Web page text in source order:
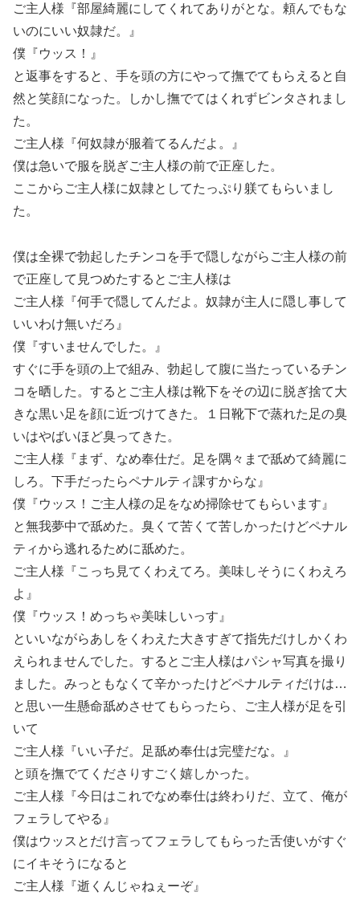
ご主人様『部屋綺麗にしてくれてありがとな。頼んでもな
いのにいい奴隷だ。』
僕『ウッス！』
と返事をすると、手を頭の方にやって撫でてもらえると自
然と笑顔になった。しかし撫でてはくれずビンタされまし
た。
ご主人様『何奴隷が服着てるんだよ。』
僕は急いで服を脱ぎご主人様の前で正座した。
ここからご主人様に奴隷としてたっぷり躾てもらいまし
た。
僕は全裸で勃起したチンコを手で隠しながらご主人様の前
で正座して見つめたするとご主人様は
ご主人様『何手で隠してんだよ。奴隷が主人に隠し事して
いいわけ無いだろ』
僕『すいませんでした。』
すぐに手を頭の上で組み、勃起して腹に当たっているチン
コを晒した。するとご主人様は靴下をその辺に脱ぎ捨て大
きな黒い足を顔に近づけてきた。１日靴下で蒸れた足の臭
いはやばいほど臭ってきた。
ご主人様『まず、なめ奉仕だ。足を隅々まで舐めて綺麗に
しろ。下手だったらペナルティ課すからな』
僕『ウッス！ご主人様の足をなめ掃除せてもらいます』
と無我夢中で舐めた。臭くて苦くて苦しかったけどペナル
ティから逃れるために舐めた。
ご主人様『こっち見てくわえてろ。美味しそうにくわえろ
よ』
僕『ウッス！めっちゃ美味しいっす』
といいながらあしをくわえた大きすぎて指先だけしかくわ
えられませんでした。するとご主人様はパシャ写真を撮り
ました。みっともなくて辛かったけどペナルティだけは…
と思い一生懸命舐めさせてもらったら、ご主人様が足を引
いて
ご主人様『いい子だ。足舐め奉仕は完璧だな。』
と頭を撫でてくださりすごく嬉しかった。
ご主人様『今日はこれでなめ奉仕は終わりだ、立て、俺が
フェラしてやる』
僕はウッスとだけ言ってフェラしてもらった舌使いがすぐ
にイキそうになると
ご主人様『逝くんじゃねぇーぞ』